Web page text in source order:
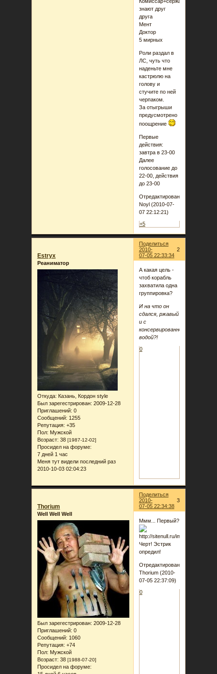
знают друг
друга
Мент
Доктор
5 мирных
Роли раздал в
ЛС, чуть что
наденьте мне
кастрюлю на
голову и
стучите по ней
черпаком.
За отыгрыши
предусмотрено
поощрение
Первые
действия:
завтра в 23-00
Далее
голосование до
22-00, действия
до 23-00
Отредактировано
Noyl (2010-07-
07 22:12:21)
+5
Поделиться
2
2010-
07-05 22:33:34
Estryx
Реаниматор
Откуда: Казань, Кордон style
Был зарегестрирован: 2009-12-28
Приглашений: 0
Сообщений: 1255
Репутация: +35
Пол: Мужской
Возраст: 38 [1987-12-02]
Просидел на форуме:
7 дней 1 час
Меня тут видели последний раз
2010-10-03 02:04:23
А какая цель -
чтоб корабль
захватила одна
группировка?
И на что он
сдался, ржавый
и с
консервированной
водой?!
0
Поделиться
3
2010-
07-05 22:34:38
Thorium
Well Well Well
Был зарегестрирован: 2009-12-28
Приглашений: 0
Сообщений: 1060
Репутация: +74
Пол: Мужской
Возраст: 38 [1988-07-20]
Просидел на форуме:
Ммм... Первый?
Черт! Эстрик
опредил!
Отредактировано
Thorium (2010-
07-05 22:37:09)
0